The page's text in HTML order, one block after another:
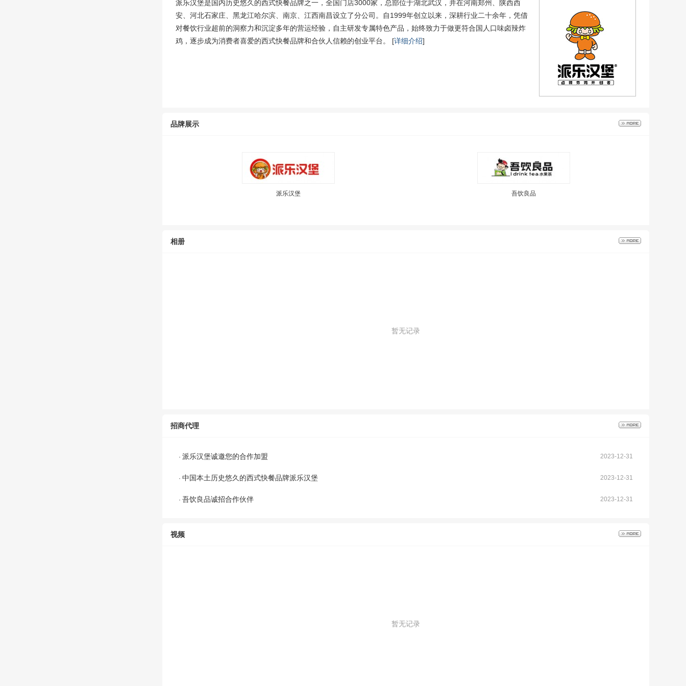
派乐汉堡是国内历史悠久的西式快餐品牌之一，全国门店3000家，总部位于湖北武汉，并在河南郑州、陕西西
安、河北石家庄、黑龙江哈尔滨、南京、江西南昌设立了分公司。自1999年创立以来，深耕行业二十余年，凭借
对餐饮行业超前的洞察力和沉淀多年的营运经验，自主研发专属特色产品，始终致力于做更符合国人口味卤辣炸
鸡，逐步成为消费者喜爱的西式快餐品牌和合伙人信赖的创业平台。 [详细介绍]
品牌展示
派乐汉堡 吾饮良品
相册
暂无记录
招商代理
· 派乐汉堡诚邀您的合作加盟 2023-12-31
· 中国本土历史悠久的西式快餐品牌派乐汉堡 2023-12-31
· 吾饮良品诚招合作伙伴 2023-12-31
视频
暂无记录